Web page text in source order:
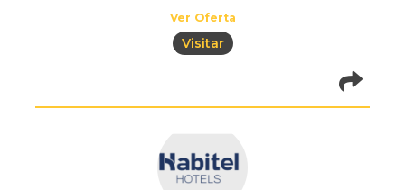
Ver Oferta
Visitar